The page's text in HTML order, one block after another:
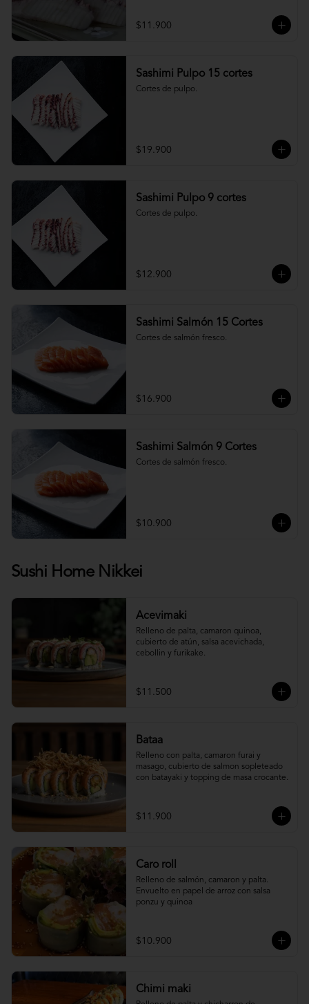
$11.900
Sashimi Pulpo 15 cortes
Cortes de pulpo.
$19.900
Sashimi Pulpo 9 cortes
Cortes de pulpo.
$12.900
Sashimi Salmón 15 Cortes
Cortes de salmón fresco.
$16.900
Sashimi Salmón 9 Cortes
Cortes de salmón fresco.
$10.900
Sushi Home Nikkei
Acevimaki
Relleno de palta, camaron quinoa,
cubierto de atún, salsa acevichada,
cebollin y furikake.
$11.500
Bataa
Relleno con palta, camaron furai y
masago, cubierto de salmon sopleteado
con batayaki y topping de masa crocante.
$11.900
Caro roll
Relleno de salmón, camaron y palta.
Envuelto en papel de arroz con salsa
ponzu y quinoa
$10.900
Chimi maki